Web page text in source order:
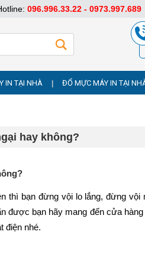
IN TẠI NHÀ ĐỔ MỰC MÁY IN TẠI
hay không?
thì bạn đừng vội lo lắng, đừng
được bạn hãy mang đến cửa
điện nhé.
096.996.33.22 - 0973.997.689